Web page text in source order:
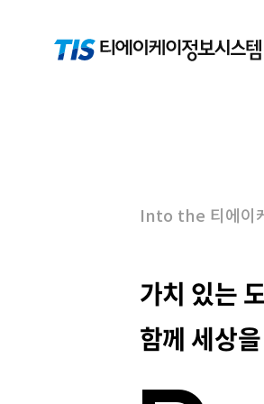
Into the 티에이
가치 있는
함께 세상